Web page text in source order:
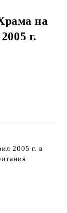
на
г.
2005 г. в